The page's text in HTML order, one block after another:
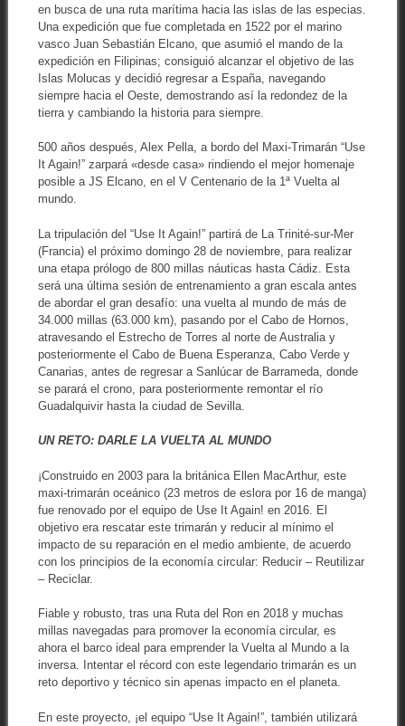
en busca de una ruta marítima hacia las islas de las especias.
Una expedición que fue completada en 1522 por el marino
vasco Juan Sebastián Elcano, que asumió el mando de la
expedición en Filipinas; consiguió alcanzar el objetivo de las
Islas Molucas y decidió regresar a España, navegando
siempre hacia el Oeste, demostrando así la redondez de la
tierra y cambiando la historia para siempre.
500 años después, Alex Pella, a bordo del Maxi-Trimarán “Use
It Again!” zarpará «desde casa» rindiendo el mejor homenaje
posible a JS Elcano, en el V Centenario de la 1ª Vuelta al
mundo.
La tripulación del “Use It Again!” partirá de La Trinité-sur-Mer
(Francia) el próximo domingo 28 de noviembre, para realizar
una etapa prólogo de 800 millas náuticas hasta Cádiz. Esta
será una última sesión de entrenamiento a gran escala antes
de abordar el gran desafío: una vuelta al mundo de más de
34.000 millas (63.000 km), pasando por el Cabo de Hornos,
atravesando el Estrecho de Torres al norte de Australia y
posteriormente el Cabo de Buena Esperanza, Cabo Verde y
Canarias, antes de regresar a Sanlúcar de Barrameda, donde
se parará el crono, para posteriormente remontar el río
Guadalquivir hasta la ciudad de Sevilla.
UN RETO: DARLE LA VUELTA AL MUNDO
¡Construido en 2003 para la británica Ellen MacArthur, este
maxi-trimarán oceánico (23 metros de eslora por 16 de manga)
fue renovado por el equipo de Use It Again! en 2016. El
objetivo era rescatar este trimarán y reducir al mínimo el
impacto de su reparación en el medio ambiente, de acuerdo
con los principios de la economía circular: Reducir – Reutilizar
– Reciclar.
Fiable y robusto, tras una Ruta del Ron en 2018 y muchas
millas navegadas para promover la economía circular, es
ahora el barco ideal para emprender la Vuelta al Mundo a la
inversa. Intentar el récord con este legendario trimarán es un
reto deportivo y técnico sin apenas impacto en el planeta.
En este proyecto, ¡el equipo “Use It Again!”, también utilizará